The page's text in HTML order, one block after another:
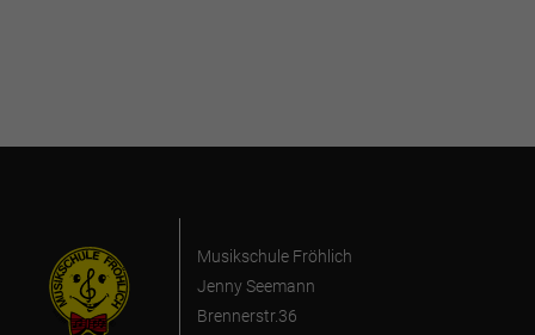
Musikschule Fröhlich
Jenny Seemann
Brennerstr.36